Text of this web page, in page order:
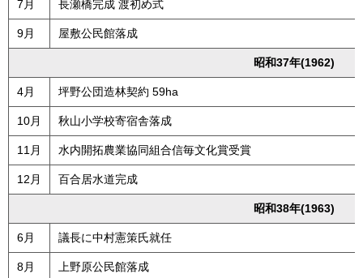
7月 長瀬橋完成 渡初め式
9月 屋敷公民館落成
昭和37年(1962)
4月 坪野公団造林契約 59ha
10月 秋山小学校寄宿舎落成
11月 水内開拓農業協同組合信毎文化賞受賞
12月 百合居水道完成
昭和38年(1963)
6月 議長に中村憲策氏就任
8月 上野原公民館落成